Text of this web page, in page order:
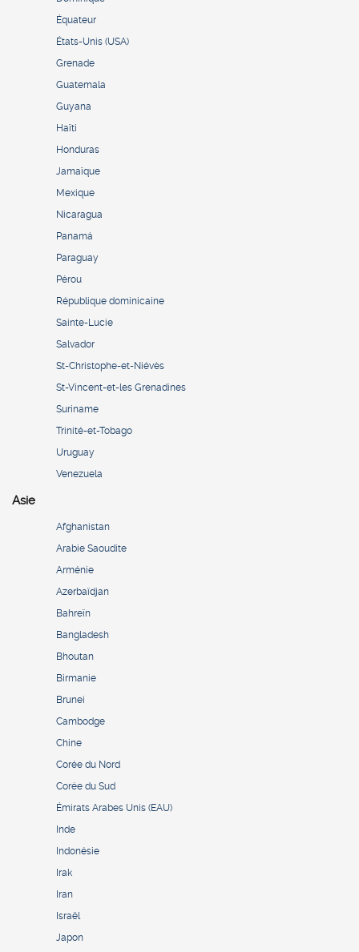
Équateur
États-Unis (USA)
Grenade
Guatemala
Guyana
Haïti
Honduras
Jamaïque
Mexique
Nicaragua
Panamá
Paraguay
Pérou
République dominicaine
Sainte-Lucie
Salvador
St-Christophe-et-Niévès
St-Vincent-et-les Grenadines
Suriname
Trinité-et-Tobago
Uruguay
Venezuela
Asie
Afghanistan
Arabie Saoudite
Arménie
Azerbaïdjan
Bahreïn
Bangladesh
Bhoutan
Birmanie
Brunei
Cambodge
Chine
Corée du Nord
Corée du Sud
Émirats Arabes Unis (EAU)
Inde
Indonésie
Irak
Iran
Israël
Japon